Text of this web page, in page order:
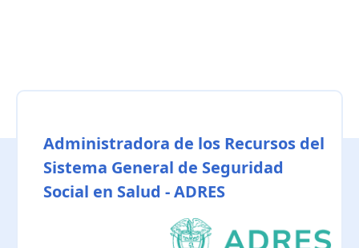
Administradora de los Recursos del
Sistema General de Seguridad
Social en Salud - ADRES